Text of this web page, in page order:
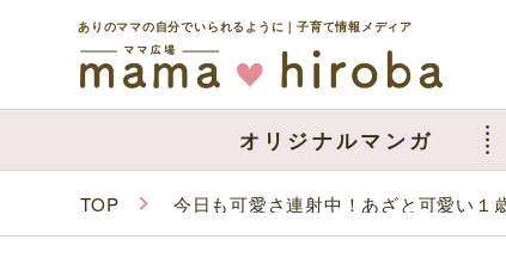
ありのママの自分でいられるように｜子育て情報メディア
オリジナルマンガ
TOP 今日も可愛さ連射中！あざと可愛い１